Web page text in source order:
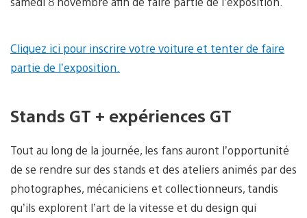
Cliquez ici pour inscrire votre voiture et tenter de faire
partie de l’exposition.
Stands GT + expériences GT
Tout au long de la journée, les fans auront l’opportunité
de se rendre sur des stands et des ateliers animés par des
photographes, mécaniciens et collectionneurs, tandis
qu’ils explorent l’art de la vitesse et du design qui